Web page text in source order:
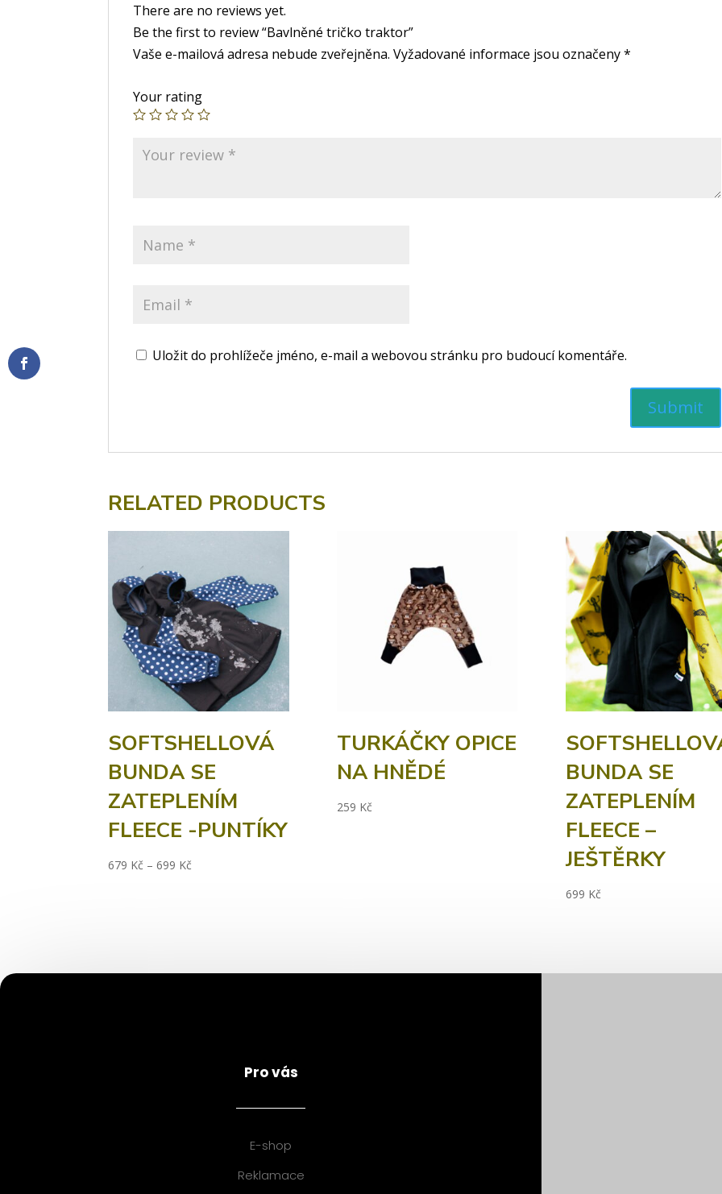
There are no reviews yet.
Be the first to review “Bavlněné tričko traktor”
Vaše e-mailová adresa nebude zveřejněna. Vyžadované informace jsou označeny*
Your rating
Uložit do prohlížeče jméno, e-mail a webovou stránku pro budoucí komentáře.
RELATED PRODUCTS
SOFTSHELLOVÁ
BUNDA SE
ZATEPLENÍM
FLEECE -PUNTÍKY
679 Kč –699 Kč
TURKÁČKY OPICE
NA HNĚDÉ
259 Kč
BUNDA SE
ZATEPLENÍM
FLEECE –
JEŠTĚRKY
699 Kč
Pro vás
E-shop
Reklamace